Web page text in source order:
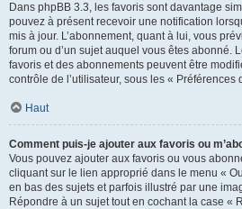
Dans phpBB 3.3, les favoris sont davantage
pouvez à présent recevoir une notification
mis à jour. L’abonnement, quant à lui, vous
forum ou d’un sujet auquel vous êtes abonné.
favoris et des abonnements peuvent être
contrôle de l’utilisateur, sous les « Préférences
Haut
Comment puis-je ajouter aux favoris ou
Vous pouvez ajouter aux favoris ou vous
cliquant sur le lien approprié dans le menu «
en bas des sujets et parfois illustré par une
Répondre à un sujet tout en cochant la case «